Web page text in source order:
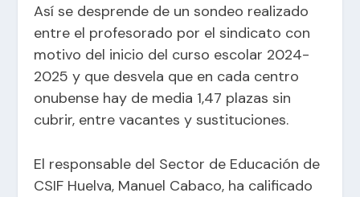
Así se desprende de un sondeo realizado
entre el profesorado por el sindicato con
motivo del inicio del curso escolar 2024-
2025 y que desvela que en cada centro
onubense hay de media 1,47 plazas sin
cubrir, entre vacantes y sustituciones.
El responsable del Sector de Educación de
CSIF Huelva, Manuel Cabaco, ha calificado